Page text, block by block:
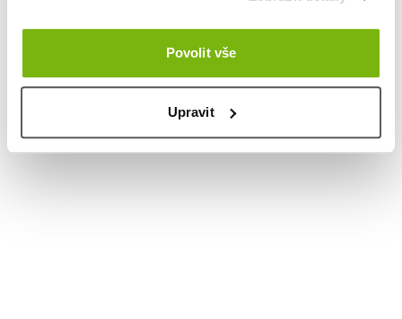
Povolit vše
Upravit